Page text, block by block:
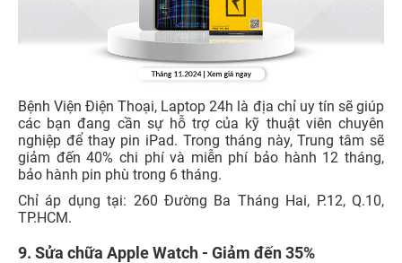
Bệnh Viện Điện Thoại, Laptop 24h là địa chỉ uy tín sẽ giúp
các bạn đang cần sự hỗ trợ của kỹ thuật viên chuyên
nghiệp để thay pin iPad. Trong tháng này, Trung tâm sẽ
giảm đến 40% chi phí và miễn phí bảo hành 12 tháng,
bảo hành pin phù trong 6 tháng.
Chỉ áp dụng tại: 260 Đường Ba Tháng Hai, P.12, Q.10,
TP.HCM.
9. Sửa chữa Apple Watch - Giảm đến 35%